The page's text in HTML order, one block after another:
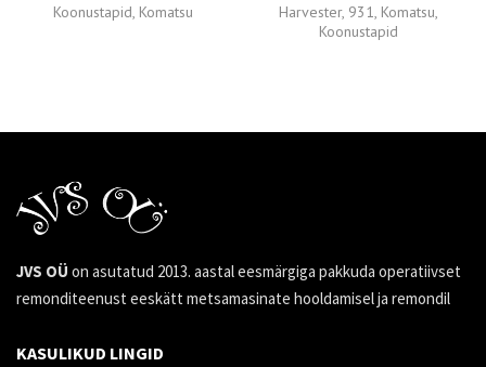
Koonustapid, Komatsu
Harvester, 931, Komatsu,
Koonustapid
JVS OÜ on asutatud 2013. aastal eesmärgiga pakkuda operatiivset
remonditeenust eeskätt metsamasinate hooldamisel ja remondil
KASULIKUD LINGID